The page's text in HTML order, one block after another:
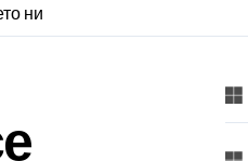
в първата седмица
стаите си
ни